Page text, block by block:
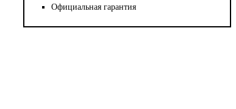
Официальная гарантия